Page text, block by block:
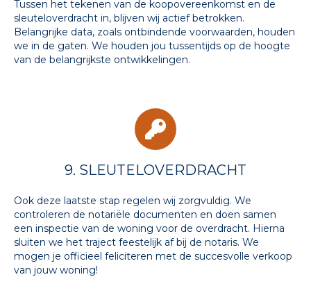
Tussen het tekenen van de koopovereenkomst en de
sleuteloverdracht in, blijven wij actief betrokken.
Belangrijke data, zoals ontbindende voorwaarden, houden
we in de gaten. We houden jou tussentijds op de hoogte
van de belangrijkste ontwikkelingen.
9. SLEUTELOVERDRACHT
Ook deze laatste stap regelen wij zorgvuldig. We
controleren de notariële documenten en doen samen
een inspectie van de woning voor de overdracht. Hierna
sluiten we het traject feestelijk af bij de notaris. We
mogen je officieel feliciteren met de succesvolle verkoop
van jouw woning!